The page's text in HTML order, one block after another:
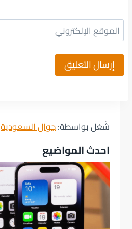
الموقع الإلكتروني
شُغل بواسطة:جوال السعودية
احدث المواضيع